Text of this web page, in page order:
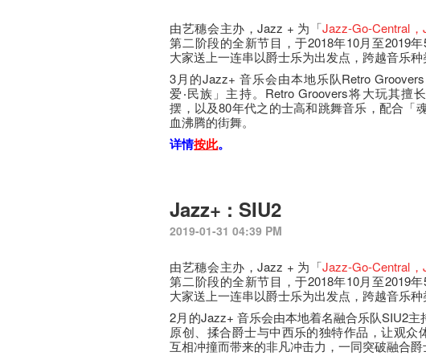
由艺穗会主办，Jazz + 为「Jazz-Go-Central
第二阶段的全新节目，于2018年10月至2019
大家送上一连串以爵士乐为出发点，跨越音乐种
3月的Jazz+ 音乐会由本地乐队Retro
爱‧民族」主持。Retro Groovers将大玩其擅
摆，以及80年代之的士高和跳舞音乐，配合「
血沸腾的街舞。
详情按此。
Jazz+ : SIU2
2019-01-31 04:39 PM
由艺穗会主办，Jazz + 为「Jazz-Go-Central
第二阶段的全新节目，于2018年10月至2019
大家送上一连串以爵士乐为出发点，跨越音乐种
2月的Jazz+ 音乐会由本地着名融合乐队SIU2主
原创、揉合爵士与中西乐的独特作品，让观众
互相冲撞而带来的非凡冲击力，一同突破融合爵